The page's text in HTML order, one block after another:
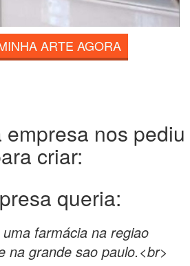
ARTE AGORA
empresa nos pediu
criar:
queria:
farmácia na regiao
na grande sao paulo.<br>